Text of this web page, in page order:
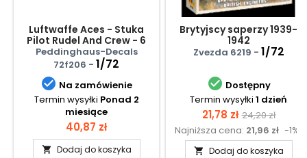
Luftwaffe Aces - Stuka
Pilot Rudel And Crew - 6
Figures
Peddinghaus-Decals
72f206 - 1/72
 Na zamówienie
Termin wysyłki Ponad 2
miesiące
Cena
40,87 zł
 Dodaj do koszyka
Brytyjscy saperzy 1939-
1942
Zvezda 6219 - 1/72
 Dostępny
Termin wysyłki 1 dzień
Cena
21,78 zł Cena
podstawowa
24,20 zł
Najniższa cena: 21,96 zł -1%
 Dodaj do koszyka